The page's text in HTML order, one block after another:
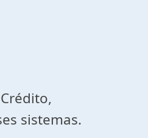
sistemas.